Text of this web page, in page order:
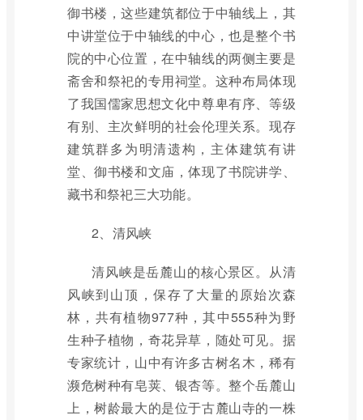
御书楼，这些建筑都位于中轴线上，其
中讲堂位于中轴线的中心，也是整个书
院的中心位置，在中轴线的两侧主要是
斋舍和祭祀的专用祠堂。这种布局体现
了我国儒家思想文化中尊卑有序、等级
有别、主次鲜明的社会伦理关系。现存
建筑群多为明清遗构，主体建筑有讲
堂、御书楼和文庙，体现了书院讲学、
藏书和祭祀三大功能。
2、清风峡
清风峡是岳麓山的核心景区。从清
风峡到山顶，保存了大量的原始次森
林，共有植物977种，其中555种为野
生种子植物，奇花异草，随处可见。据
专家统计，山中有许多古树名木，稀有
濒危树种有皂荚、银杏等。整个岳麓山
上，树龄最大的是位于古麓山寺的一株